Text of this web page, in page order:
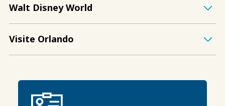
Walt Disney World
Visite Orlando